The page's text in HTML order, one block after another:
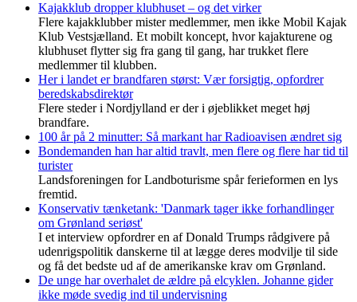
Kajakklub dropper klubhuset – og det virker
Flere kajakklubber mister medlemmer, men ikke Mobil Kajak
Klub Vestsjælland. Et mobilt koncept, hvor kajakturene og
klubhuset flytter sig fra gang til gang, har trukket flere
medlemmer til klubben.
Her i landet er brandfaren størst: Vær forsigtig, opfordrer
beredskabsdirektør
Flere steder i Nordjylland er der i øjeblikket meget høj
brandfare.
100 år på 2 minutter: Så markant har Radioavisen ændret sig
Bondemanden han har altid travlt, men flere og flere har tid til
turister
Landsforeningen for Landboturisme spår ferieformen en lys
fremtid.
Konservativ tænketank: 'Danmark tager ikke forhandlinger
om Grønland seriøst'
I et interview opfordrer en af Donald Trumps rådgivere på
udenrigspolitik danskerne til at lægge deres modvilje til side
og få det bedste ud af de amerikanske krav om Grønland.
De unge har overhalet de ældre på elcyklen. Johanne gider
ikke møde svedig ind til undervisning